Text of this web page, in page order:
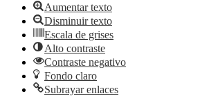
Aumentar texto
Disminuir texto
Escala de grises
Alto contraste
Contraste negativo
Fondo claro
Subrayar enlaces